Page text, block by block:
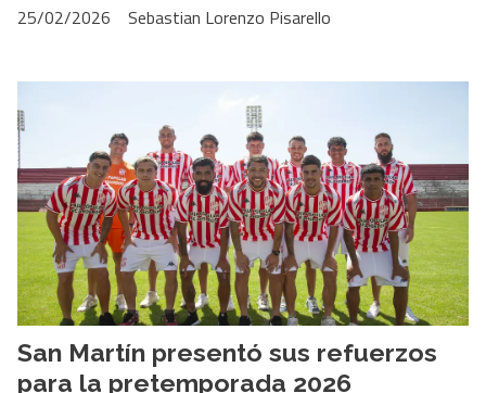
Sebastian Lorenzo Pisarello
25/02/2026
San Martín presentó sus refuerzos
para la pretemporada 2026